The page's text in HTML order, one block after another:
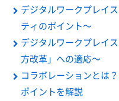
デジタルワークプレイ
ティのポイント～
デジタルワークプレイ
方改革」への適応～
コラボレーションとは
ポイントを解説